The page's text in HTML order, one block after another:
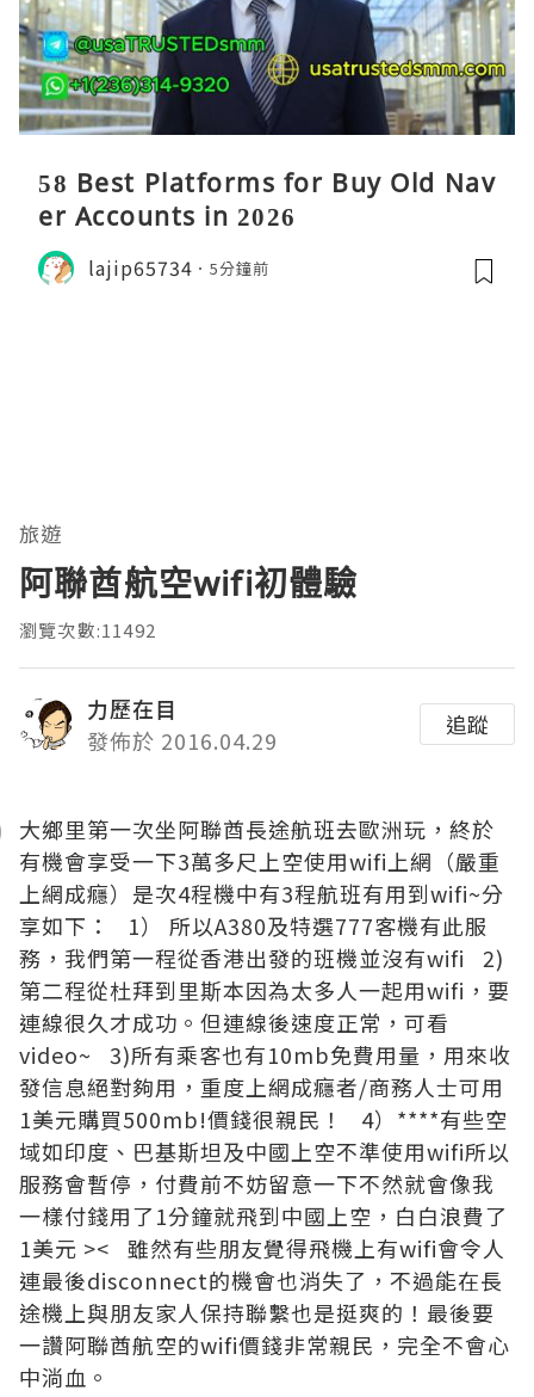
58 Best Platforms for Buy Old Nav
er Accounts in 2026
lajip65734 5分鐘前
旅遊
阿聯酋航空wifi初體驗
瀏覽次數:11492
力歷在目
發佈於 2016.04.29
追蹤
大鄉里第一次坐阿聯酋長途航班去歐洲玩，終於
有機會享受一下3萬多尺上空使用wifi上網（嚴重
上網成癮）是次4程機中有3程航班有用到wifi~分
享如下： 1） 所以A380及特選777客機有此服
務，我們第一程從香港出發的班機並沒有wifi 2)
第二程從杜拜到里斯本因為太多人一起用wifi，要
連線很久才成功。但連線後速度正常，可看
video~ 3)所有乘客也有10mb免費用量，用來收
發信息絕對夠用，重度上網成癮者/商務人士可用
1美元購買500mb!價錢很親民！ 4）****有些空
域如印度、巴基斯坦及中國上空不準使用wifi所以
服務會暫停，付費前不妨留意一下不然就會像我
一樣付錢用了1分鐘就飛到中國上空，白白浪費了
1美元 >< 雖然有些朋友覺得飛機上有wifi會令人
連最後disconnect的機會也消失了，不過能在長
途機上與朋友家人保持聯繫也是挺爽的！最後要
一讚阿聯酋航空的wifi價錢非常親民，完全不會心
中淌血。